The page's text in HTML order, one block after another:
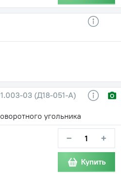
03 (Д18-051-А)
угольника
− +
Купить